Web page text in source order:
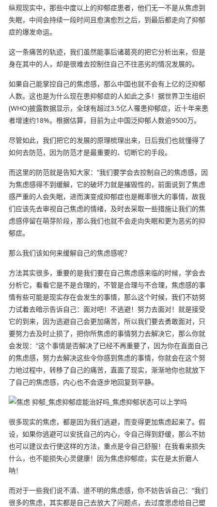
纵观现实中，那些中度以上的抑郁症患者，他们无一不是从焦虑到
失眠，中间会持续一段时间且愈演愈烈之后，到最后都走向了抑郁
症的爆发命运。
这一条痛苦的轨迹，我们虽然能事后诸葛亮的把它分析出来，但是
身在其中的人，却是很难去控制住自己不往恶劣的情况发展的。
如果自己能掌控自己的焦虑感，那么中国也就不会有上亿的泛抑郁
人数。这也是为什么现在患抑郁症的人如此之多！据世界卫生组织
(WHO)披露数据显示，全球有超过3.5亿人罹患抑郁症，近十年来患
者增速约18%。根据估算，目前为止中国泛抑郁人数逾9500万。
尽管如此，我们把它的发展的原理梳理出来，日后我们也就懂得了
如何去防范，因为防范才是最重要的、切断它的手段。
而这里的防范就是告知大家：“我们要学会去控制自己的焦虑感，因
为焦虑感得不到缓解，它的破坏力就是摧毁性的，前面说到了焦虑
感严重的人会失眠，进而演变成抑郁症也是概率很大的事情，故我
们应该先去审视自己焦虑的情绪，及时去采取一些措施让我们的焦
虑感停留在萌芽阶段，那么我们也就不会走向失眠和更为恶劣的抑
郁症。
那么我们该如何来缓解自己的焦虑感呢？
方法其实很多，重要的是我们要在自己焦虑感来临的时候，学会去
分析它，看看它是不是合理的，不管是合理与不合理，焦虑感的事
情有些可能是现实存在会发生的事情，那么这个时候，我们不妨努
力试着去暗示告诉自己：面对吧！不逃避！努力去面对！就是接受
它的到来，因为逃避自己会更加痛苦，所以我们要去勇敢面对，只
要努力去及时止损了，把你所焦虑的事情努力去解决它，那么你就
会发现：“这个事情是否解决了已经不再重要了，因为你在直面自己
的焦虑感，努力去解决这些令你感到焦虑的事情，你就会在这个努
力地过程中，转移了自己的痛苦，直面了现实，渐渐地你也就放下
了自己的焦虑感，内心也不会逐步地回复到平静。
很多现实的焦虑，都是因为我们逃避，而变得更加焦虑起来了。假
设，如果你逃避可以安抚自己的内心，令自己得到舒缓，那么不妨
也可以建议去行使这样的方法，重点是令自己舒服！在我看来损失
什么，也不能损失心灵健康！因为焦虑抑郁症，实在是太折磨人
呐！
而对于一些我们说不清、道不明的焦虑感，你不妨告诉自己：“我们
很多的焦虑，其实都是自己去放大了问题点，去过度思虑给自己塑